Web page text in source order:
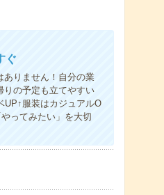
ぐ
りません！自分の業
の予定も立てやすい
服装はカジュアルO
ってみたい」を大切